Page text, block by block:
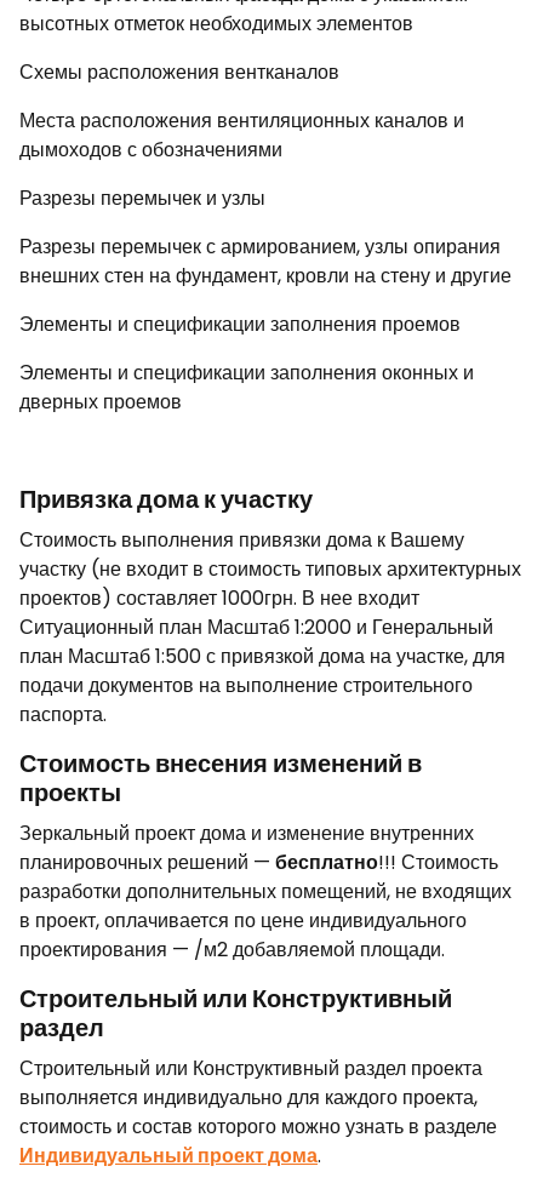
высотных отметок необходимых элементов
Схемы расположения вентканалов
Места расположения вентиляционных каналов и
дымоходов с обозначениями
Разрезы перемычек и узлы
Разрезы перемычек с армированием, узлы опирания
внешних стен на фундамент, кровли на стену и другие
Элементы и спецификации заполнения проемов
Элементы и спецификации заполнения оконных и
дверных проемов
Привязка дома к участку
Стоимость выполнения привязки дома к Вашему
участку (не входит в стоимость типовых архитектурных
проектов) составляет 1000грн. В нее входит
Ситуационный план Масштаб 1:2000 и Генеральный
план Масштаб 1:500 с привязкой дома на участке, для
подачи документов на выполнение строительного
паспорта.
Стоимость внесения изменений в
проекты
Зеркальный проект дома и изменение внутренних
планировочных решений — бесплатно!!! Стоимость
разработки дополнительных помещений, не входящих
в проект, оплачивается по цене индивидуального
проектирования — /м2 добавляемой площади.
Строительный или Конструктивный
раздел
Строительный или Конструктивный раздел проекта
выполняется индивидуально для каждого проекта,
стоимость и состав которого можно узнать в разделе
Индивидуальный проект дома.